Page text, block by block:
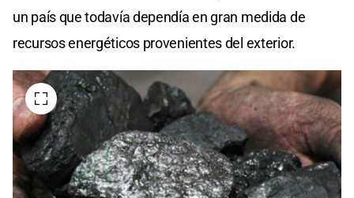
un país que todavía dependía en gran medida de
recursos energéticos provenientes del exterior.